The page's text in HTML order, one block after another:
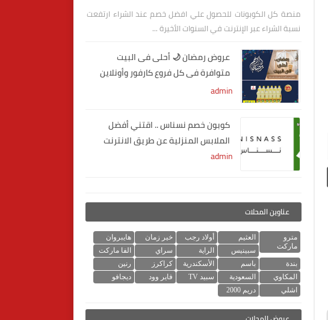
منصة كل الكوبونات للحصول علي افضل خصم عند الشراء ارتفعت
نسبة الشراء عبر الإنترنت في السنوات الأخيرة ...
عروض رمضان 🌙 أحلى فى البيت
متوافرة فى كل فروع كارفور وأونلاين
2020
admin
كوبون خصم نسناس .. اقتني أفضل
الملابس المنزلية عن طريق الانترنت
admin
عناوين المحلات
مترو
ماركت
العثيم أولاد رجب خير زمان
هايبروان
سبينيس
الراية سراي
الفا ماركت
بندة
باسم الأسكندرية كراكرز
رنين
المكاوي
السعودية سبيد TV فاير وود
ديجافو
اشلي
دريم 2000